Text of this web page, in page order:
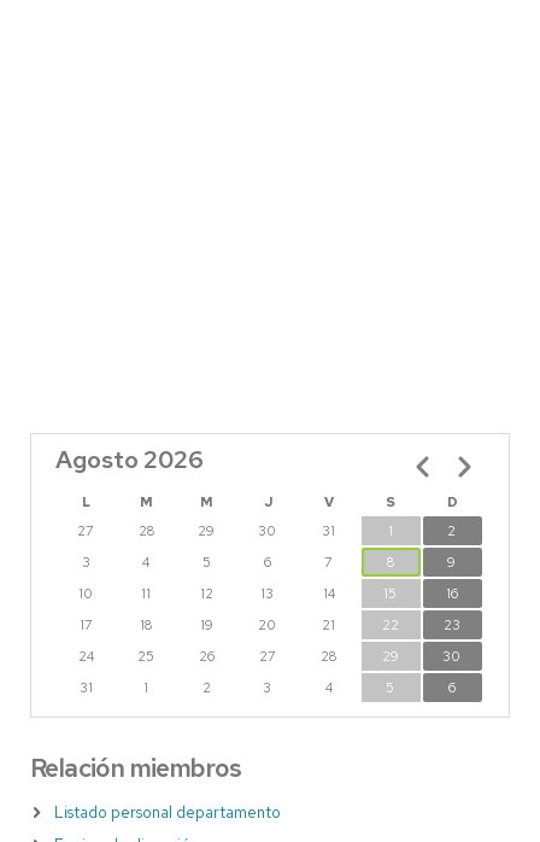
Agosto 2026
L M M J V S
D
27
28 29 30 31 1
2
3
4 5 6 7 8
9
10
11 12 13 14 15
16
17
18 19 20 21 22
23
24
25 26 27 28 29
30
31
1 2 3 4 5 6
Paginación
Relación miembros
Listado personal departamento